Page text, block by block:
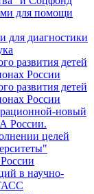
для помощи
для диагностики
развития детей
России
развития детей
России
новый
России.
целей
в научно-